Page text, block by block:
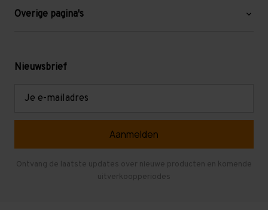
Blog
Levering en afhalen
Overige pagina's
Mezzanine
Verdiepingsvloeren
Gebruikte entresolvloeren
Nieuwsbrief
Ontvang de laatste updates over nieuwe producten en komende
uitverkoopperiodes